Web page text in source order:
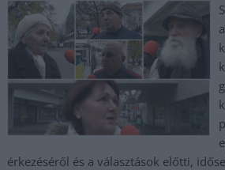
érkezéséről és a választások előtti,